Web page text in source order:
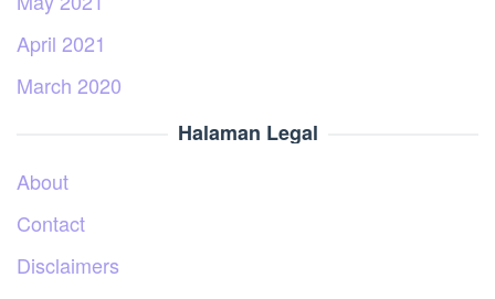
April 2021
March 2020
Halaman Legal
About
Contact
Disclaimers